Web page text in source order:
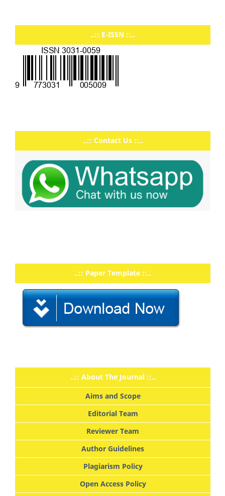
..:: E-ISSN ::..
..:: Contact Us ::..
..:: Paper Template ::..
..:: About The Journal ::..
Aims and Scope
Editorial Team
Reviewer Team
Author Guidelines
Plagiarism Policy
Open Access Policy